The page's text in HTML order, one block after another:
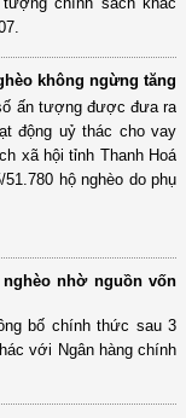
không ngừng tăng
ấn tượng được đưa ra
động uỷ thác cho vay
xã hội tỉnh Thanh Hoá
hộ nghèo do phụ
nhờ nguồn vốn
bố chính thức sau 3
với Ngân hàng chính